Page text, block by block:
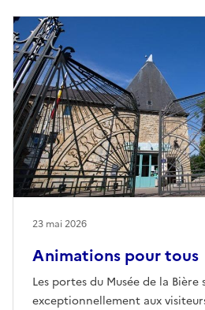
Animations pour tous
Les portes du Musée de la Bière
exceptionnellement aux
23 mai 2026